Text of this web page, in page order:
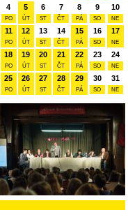
4
PO
5
ÚT
6
ST
7
ČT
8
PÁ
9
SO
10
NE
11
PO
12
ÚT
13
ST
14
ČT
15
PÁ
16
SO
17
NE
18
PO
19
ÚT
20
ST
21
ČT
22
PÁ
23
SO
24
NE
25
PO
26
ÚT
27
ST
28
ČT
29
PÁ
30
SO
31
NE
20.10.15 (20:00)